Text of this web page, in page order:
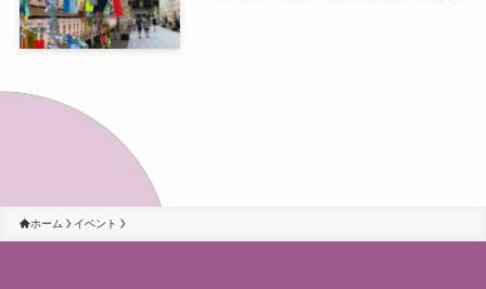
ホーム イベント